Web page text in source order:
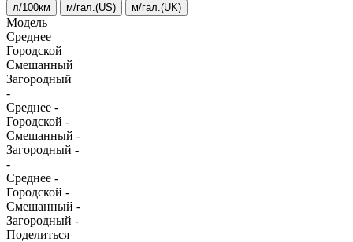
л/100км м/гал.(US) м/гал.(UK)
Модель
Среднее
Городской
Смешанный
Загородный
-
Среднее -
Городской -
Смешанный -
Загородный -
-
Среднее -
Городской -
Смешанный -
Загородный -
Поделиться